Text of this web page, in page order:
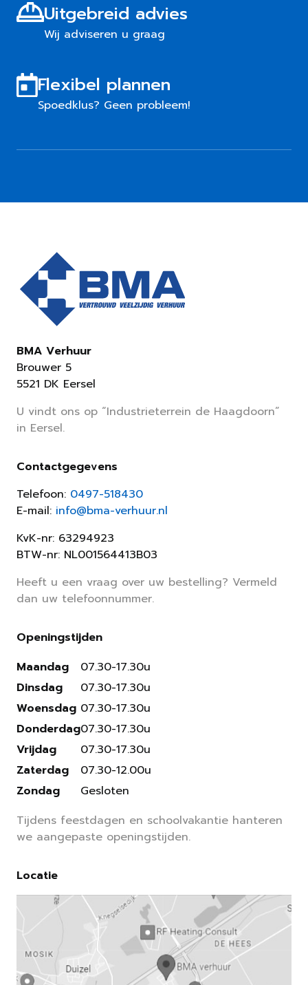
Uitgebreid advies
Wij adviseren u graag
Flexibel plannen
Spoedklus? Geen probleem!
BMA Verhuur
Brouwer 5
5521 DK Eersel
U vindt ons op “Industrieterrein de Haagdoorn”
in Eersel.
Contactgegevens
Telefoon: 0497-518430
E-mail: info@bma-verhuur.nl
KvK-nr: 63294923
BTW-nr: NL001564413B03
Heeft u een vraag over uw bestelling? Vermeld
dan uw telefoonnummer.
Openingstijden
Maandag
Dinsdag
Woensdag
Donderdag
Vrijdag
Zaterdag
Zondag
07.30-17.30u
07.30-17.30u
07.30-17.30u
07.30-17.30u
07.30-17.30u
07.30-12.00u
Gesloten
Tijdens feestdagen en schoolvakantie hanteren
we aangepaste openingstijden.
Locatie